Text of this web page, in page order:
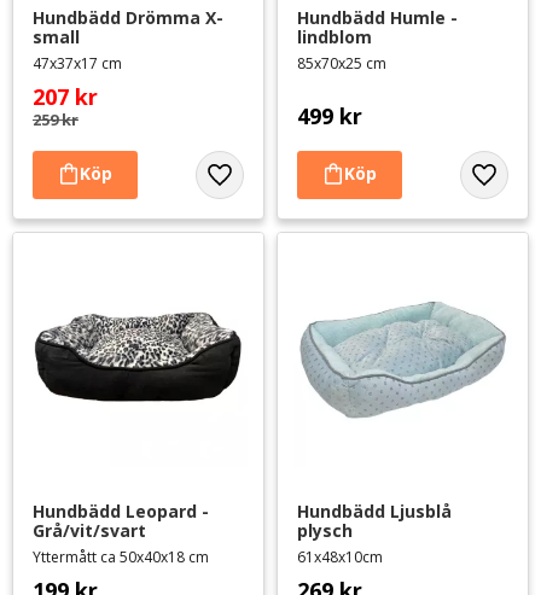
Hundbädd Drömma X-
small
47x37x17 cm
207 kr
259kr
Lägg till i favoriter
Hundbädd Humle -
lindblom
85x70x25 cm
499 kr
Lägg
Hundbädd Leopard -
Grå/vit/svart
Yttermått ca 50x40x18 cm
Hundbädd Ljusblå
plysch
61x48x10cm